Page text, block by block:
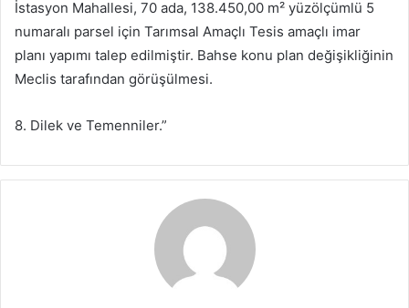
İstasyon Mahallesi, 70 ada, 138.450,00 m² yüzölçümlü 5
numaralı parsel için Tarımsal Amaçlı Tesis amaçlı imar
planı yapımı talep edilmiştir. Bahse konu plan değişikliğinin
Meclis tarafından görüşülmesi.
8. Dilek ve Temenniler.”